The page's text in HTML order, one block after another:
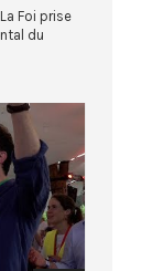
Foi prise
du